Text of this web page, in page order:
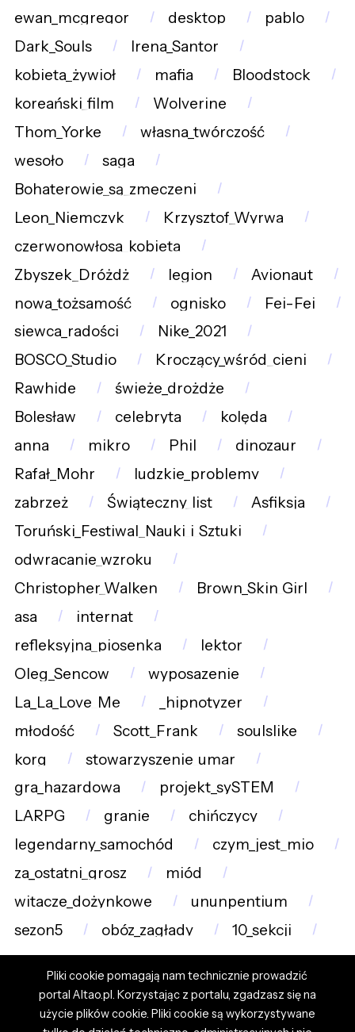
ewan_mcgregor
desktop
pablo
Dark_Souls
Irena_Santor
kobieta_żywioł
mafia
Bloodstock
koreański_film
Wolverine
Thom_Yorke
własna_twórczość
wesoło
saga
Bohaterowie_są_zmęczeni
Leon_Niemczyk
Krzysztof_Wyrwa
czerwonowłosa_kobieta
Zbyszek_Dróżdż
legion
Avionaut
nowa_tożsamość
ognisko
Fei-Fei
siewca_radości
Nike_2021
BOSCO_Studio
Kroczący_wśród_cieni
Rawhide
świeże_drożdże
Bolesław
celebryta
kolęda
anna
mikro Phil
dinozaur
Rafał_Mohr
ludzkie_problemy
zabrzeż
Świąteczny_list
Asfiksja
Toruński_Festiwal_Nauki_i_Sztuki
odwracanie_wzroku
Christopher_Walken
Brown_Skin_Girl
asa
internat
refleksyjna_piosenka
lektor
Oleg_Sencow
wyposazenie
La_La_Love_Me
_hipnotyzer
młodość
Scott_Frank
soulslike
korg
stowarzyszenie_umar
gra_hazardowa
projekt_sySTEM
LARPG
granie
chińczycy
legendarny_samochód
czym_jest_mio
za_ostatni_grosz
miód
witacze_dożynkowe
ununpentium
sezon5
obóz_zagłady 10_sekcji
Pliki cookie pomagają nam technicznie prowadzić
portal Altao.pl. Korzystając z portalu, zgadzasz się na
użycie plików cookie. Pliki cookie są wykorzystywane